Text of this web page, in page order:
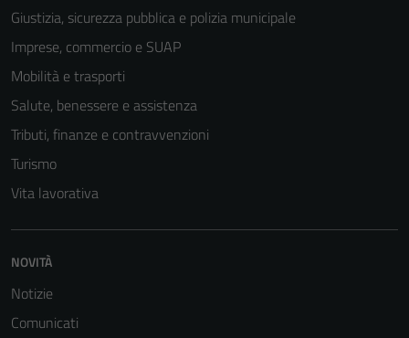
Giustizia, sicurezza pubblica e polizia municipale
Imprese, commercio e SUAP
Mobilità e trasporti
Salute, benessere e assistenza
Tributi, finanze e contravvenzioni
Turismo
Vita lavorativa
NOVITÀ
Notizie
Comunicati